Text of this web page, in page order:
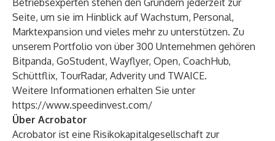
Betriebsexperten stehen den Gründern jederzeit zur
Seite, um sie im Hinblick auf Wachstum, Personal,
Marktexpansion und vieles mehr zu unterstützen. Zu
unserem Portfolio von über 300 Unternehmen gehören
Bitpanda, GoStudent, Wayflyer, Open, CoachHub,
Schüttflix, TourRadar, Adverity und TWAICE.
Weitere Informationen erhalten Sie unter
https://www.speedinvest.com/
Über Acrobator
Acrobator ist eine Risikokapitalgesellschaft zur